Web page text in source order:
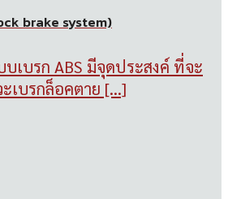
brake system)
บเบรก ABS มีจุดประสงค์ ที่จะ
เบรกล็อคตาย [...]